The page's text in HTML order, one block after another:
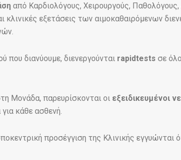
από Καρδιολόγους, Χειρουργούς,
εξετάσεις των αιμοκαθαιρόμενων
διανύουμε, διενεργούνται rapidtests σε
Μονάδα, παρευρίσκονται οι εξειδικευμένοι
κάθε ασθενή.
προσέγγιση της Κλινικής